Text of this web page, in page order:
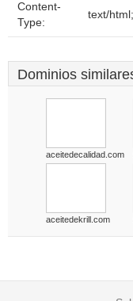
Content-
Type:
text/
Dominios
aceitedecalidad.com
aceitedekrill.com